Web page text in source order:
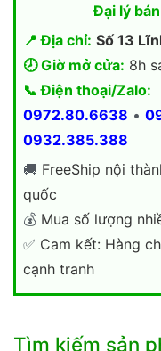
Đại lý
📍 Địa chỉ: Số 13
🕗 Giờ mở cửa: 8h
📞 Điện thoại/Zalo:
0972.80.6638 •
0932.385.388
🚚 FreeShip nội
quốc
💰 Mua số lượng
✅ Cam kết: Hàng
cạnh tranh
Tìm kiếm sản